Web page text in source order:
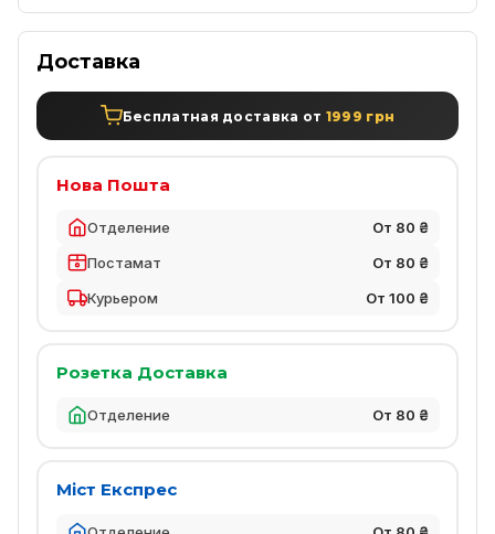
Доставка
Бесплатная доставка от 1999 грн
Нова Пошта
Отделение
От 80 ₴
Постамат
От 80 ₴
Курьером
От 100 ₴
Розетка Доставка
Отделение От 80 ₴
Міст Експрес